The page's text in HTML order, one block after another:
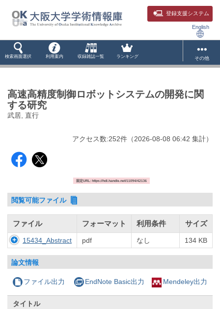
登録支援システム
English
検索画面選択 利用案内 収録雑誌一覧 ランキング その他
高速高精度制御ロボットシステムの開発に関
する研究
武居, 直行
アクセス数:252件 （2026-08-08 06:42 集計）
固定URL: https://hdl.handle.net/11094/42136
閲覧可能ファイル
ファイル フォーマット 利用条件 サイズ
15434_Abstract pdf なし 134 KB
論文情報
ファイル出力 EndNote Basic出力 Mendeley出力
タイトル